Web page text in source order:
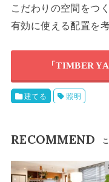
こだわりの空間をつ
有効に使える配置を
「TIMBER
建てる 照明
RECOMMEND